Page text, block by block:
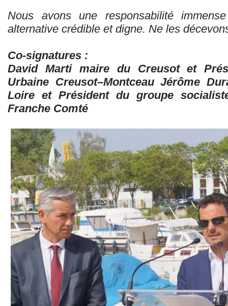
Nous avons une responsabilité
alternative crédible et digne. Ne les
Co-signatures :
David Marti maire du Creusot et
Urbaine Creusot–Montceau Jérôme
Loire et Président du groupe
Franche Comté